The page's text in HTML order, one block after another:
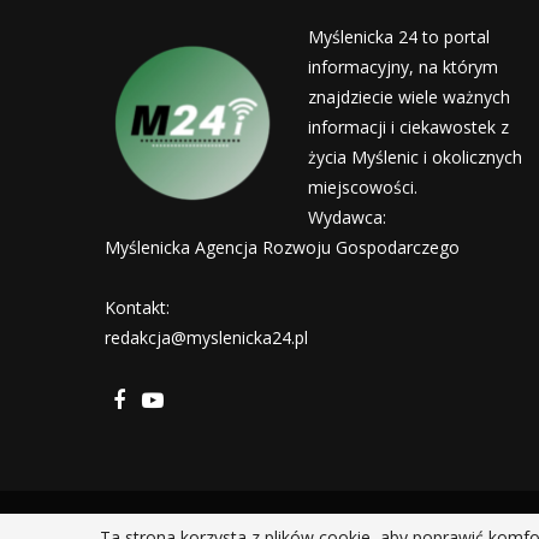
Myślenicka 24 to portal
informacyjny, na którym
znajdziecie wiele ważnych
informacji i ciekawostek z
życia Myślenic i okolicznych
miejscowości.
Wydawca:
Myślenicka Agencja Rozwoju Gospodarczego
Kontakt:
redakcja@myslenicka24.pl